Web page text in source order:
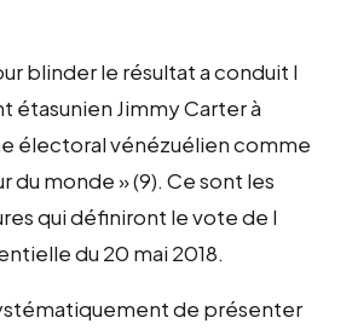
blinder le résultat a conduit l
étasunien Jimmy Carter à
électoral vénézuélien comme
du monde » (9). Ce sont les
qui définiront le vote de l
du 20 mai 2018.
de présenter